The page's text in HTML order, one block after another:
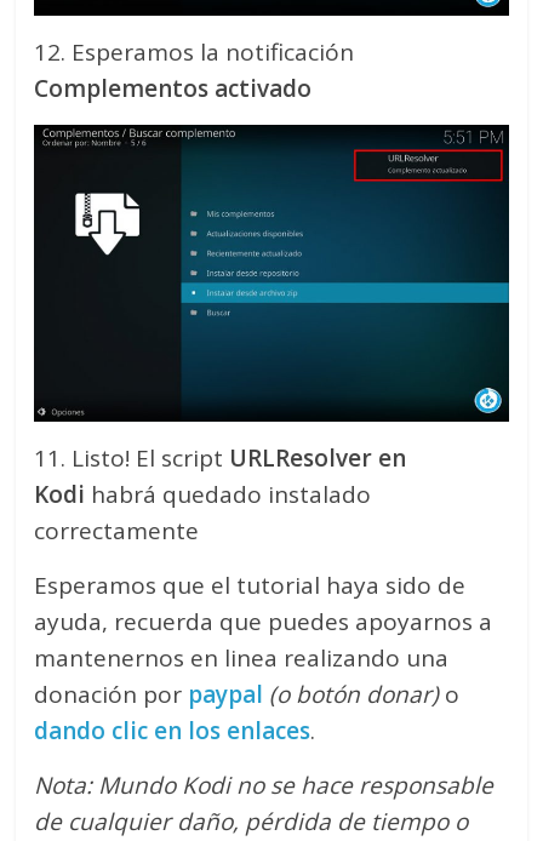
12. Esperamos la notificación
Complementos activado
11. Listo! El script URLResolver en
Kodi habrá quedado instalado
correctamente
Esperamos que el tutorial haya sido de
ayuda, recuerda que puedes apoyarnos a
mantenernos en linea realizando una
donación por paypal (o botón donar)o
dando clic en los enlaces.
Nota: Mundo Kodi no se hace responsable
de cualquier daño, pérdida de tiempo o